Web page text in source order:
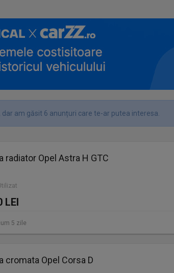
am găsit 6 anunțuri care te-ar putea interesa.
radiator Opel Astra H GTC
LEI
5 zile
cromata Opel Corsa D